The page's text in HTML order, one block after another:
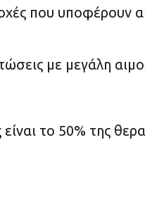
που υποφέρουν
με μεγάλη
το 50% της